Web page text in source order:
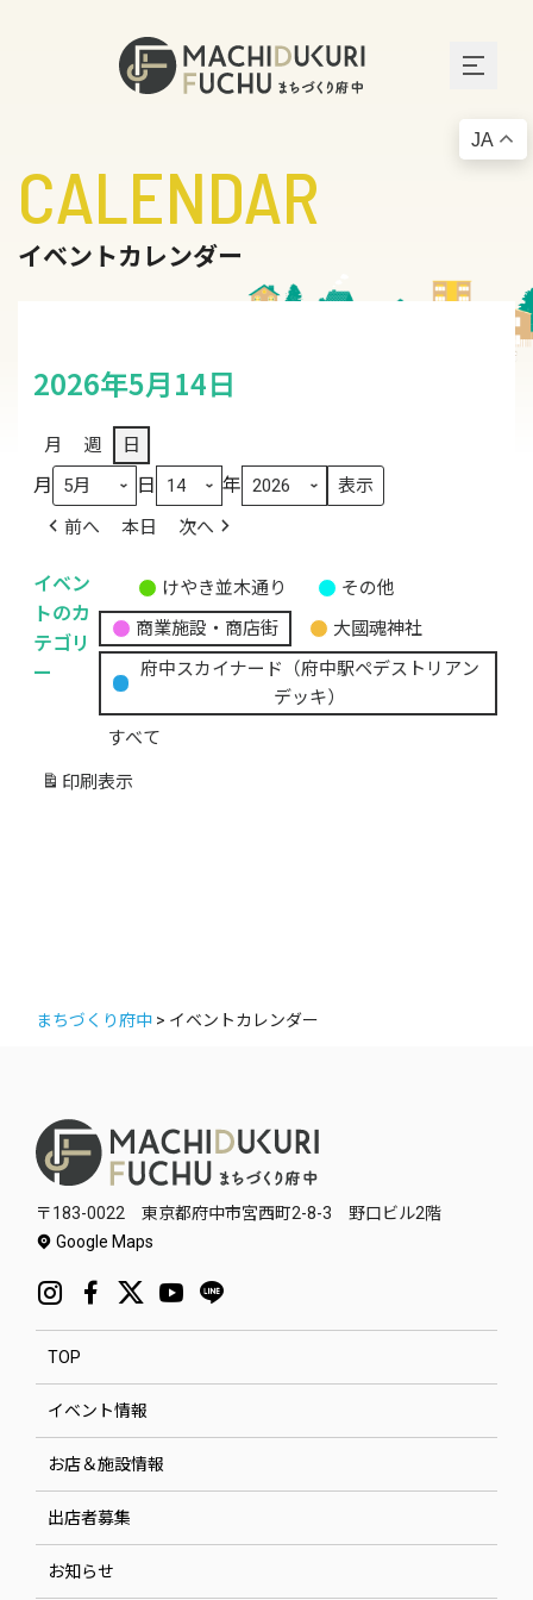
CALENDAR
イベントカレンダー
2026年5月14日
月 週 日
月 日 年
前へ 本日 次へ
イベン
トのカ
テゴリ
ー
題
の
カ
テ
ゴ
リ
けやき並木通り
その他
商業施設・商店街
大國魂神社
府中スカイナード（府中駅ペデストリアン
デッキ）
すべて
印刷 表示
まちづくり府中 > イベントカレンダー
〒183-0022 東京都府中市宮西町2-8-3 野口ビル2階
Google Maps
TOP
イベント情報
お店＆施設情報
出店者募集
お知らせ
JA